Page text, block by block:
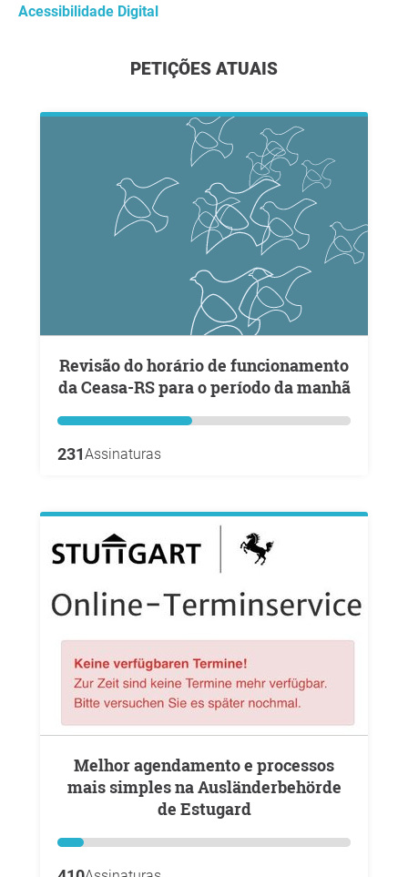
Acessibilidade Digital
PETIÇÕES ATUAIS
Revisão do horário de funcionamento
da Ceasa-RS para o período da manhã
231Assinaturas
Melhor agendamento e processos
mais simples na Ausländerbehörde
de Estugard